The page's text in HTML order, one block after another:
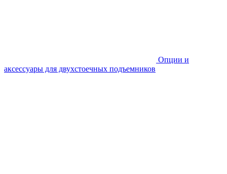
Опции и
аксессуары для двухстоечных подъемников